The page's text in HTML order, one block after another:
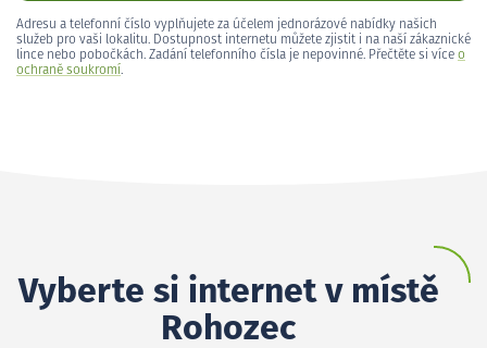
Adresu a telefonní číslo vyplňujete za účelem jednorázové nabídky našich
služeb pro vaši lokalitu. Dostupnost internetu můžete zjistit i na naší zákaznické
lince nebo pobočkách. Zadání telefonního čísla je nepovinné. Přečtěte si více o
ochraně soukromí.
Vyberte si internet v místě
Rohozec